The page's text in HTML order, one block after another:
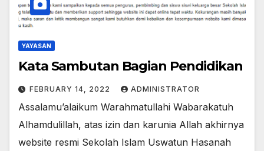
YAYASAN
Kata Sambutan Bagian Pendidikan
FEBRUARY 14, 2022 ADMINISTRATOR
Assalamu’alaikum Warahmatullahi Wabarakatuh
Alhamdulillah, atas izin dan karunia Allah akhirnya
website resmi Sekolah Islam Uswatun Hasanah